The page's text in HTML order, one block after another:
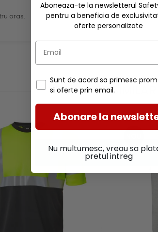
oras.
PRODUSE SIMILARE
Aboneaza-te la newsletterul
pentru a beneficia de
oferte personalizate
Sunt de acord sa primesc
si oferte prin email.
Abonare la
Nu multumesc, vreau sa
pretul intreg